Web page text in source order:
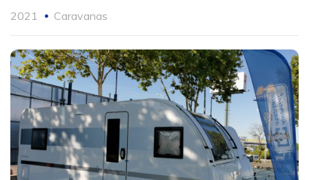
2021 Caravanas